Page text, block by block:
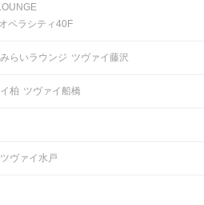
ポートなど）
ペラシティ40F
らいラウンジ ツヴァイ藤沢
柏 ツヴァイ船橋
ツヴァイ水戸